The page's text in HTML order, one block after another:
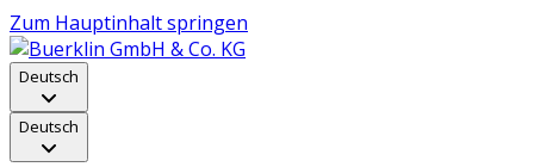
Zum Hauptinhalt springen
Deutsch
Deutsch